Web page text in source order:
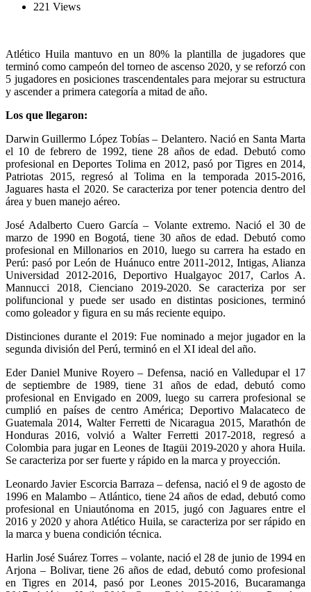
221 Views
Atlético Huila mantuvo en un 80% la plantilla de jugadores que
terminó como campeón del torneo de ascenso 2020, y se reforzó con
5 jugadores en posiciones trascendentales para mejorar su estructura
y ascender a primera categoría a mitad de año.
Los que llegaron:
Darwin Guillermo López Tobías – Delantero. Nació en Santa Marta
el 10 de febrero de 1992, tiene 28 años de edad. Debutó como
profesional en Deportes Tolima en 2012, pasó por Tigres en 2014,
Patriotas 2015, regresó al Tolima en la temporada 2015-2016,
Jaguares hasta el 2020. Se caracteriza por tener potencia dentro del
área y buen manejo aéreo.
José Adalberto Cuero García – Volante extremo. Nació el 30 de
marzo de 1990 en Bogotá, tiene 30 años de edad. Debutó como
profesional en Millonarios en 2010, luego su carrera ha estado en
Perú: pasó por León de Huánuco entre 2011-2012, Intigas, Alianza
Universidad 2012-2016, Deportivo Hualgayoc 2017, Carlos A.
Mannucci 2018, Cienciano 2019-2020. Se caracteriza por ser
polifuncional y puede ser usado en distintas posiciones, terminó
como goleador y figura en su más reciente equipo.
Distinciones durante el 2019: Fue nominado a mejor jugador en la
segunda división del Perú, terminó en el XI ideal del año.
Eder Daniel Munive Royero – Defensa, nació en Valledupar el 17
de septiembre de 1989, tiene 31 años de edad, debutó como
profesional en Envigado en 2009, luego su carrera profesional se
cumplió en países de centro América; Deportivo Malacateco de
Guatemala 2014, Walter Ferretti de Nicaragua 2015, Marathón de
Honduras 2016, volvió a Walter Ferretti 2017-2018, regresó a
Colombia para jugar en Leones de Itagüi 2019-2020 y ahora Huila.
Se caracteriza por ser fuerte y rápido en la marca y proyección.
Leonardo Javier Escorcia Barraza – defensa, nació el 9 de agosto de
1996 en Malambo – Atlántico, tiene 24 años de edad, debutó como
profesional en Uniautónoma en 2015, jugó con Jaguares entre el
2016 y 2020 y ahora Atlético Huila, se caracteriza por ser rápido en
la marca y buena condición técnica.
Harlin José Suárez Torres – volante, nació el 28 de junio de 1994 en
Arjona – Bolivar, tiene 26 años de edad, debutó como profesional
en Tigres en 2014, pasó por Leones 2015-2016, Bucaramanga